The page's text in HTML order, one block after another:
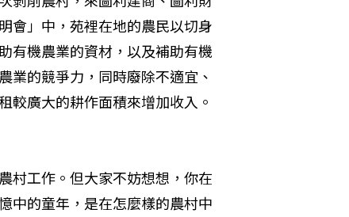
會」中，苑裡在地的農民以切身
有機農業的資材，以及補助有機
業的競爭力，同時廢除不適宜、
較廣大的耕作面積來增加收入。
村工作。但大家不妨想想，你在
中的童年，是在怎麼­樣的農村中